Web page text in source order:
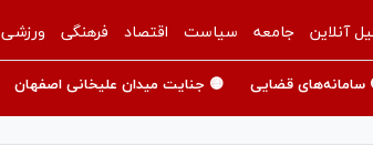
آنلاین جامعه سیاست اقتصاد فرهنگی ورزشی
سامانه‌های قضایی 🟡 جنایت میدان علیخانی اصفهان